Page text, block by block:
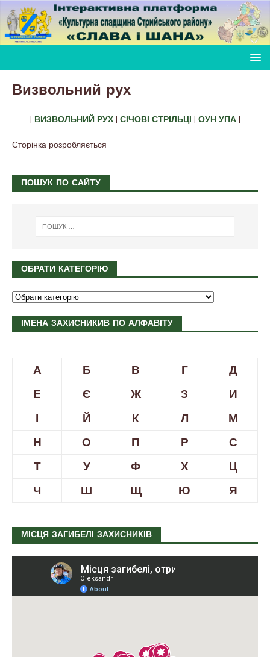
Визвольний рух
| ВИЗВОЛЬНИЙ РУХ| СІЧОВІ СТРІЛЬЦІ | ОУН УПА |
Сторінка розробляється
ПОШУК ПО САЙТУ
ОБРАТИ КАТЕГОРІЮ
ІМЕНА ЗАХИСНИКИВ ПО АЛФАВІТУ
А Б В Г
Д
Е
Є Ж З
И
І
Й К Л
М
Н
О П Р
С
Т
У Ф Х
Ц
Ч
Ш Щ Ю Я
МІСЦЯ ЗАГИБЕЛІ ЗАХИСНИКІВ